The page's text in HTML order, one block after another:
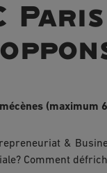
(maximum
&
Comment